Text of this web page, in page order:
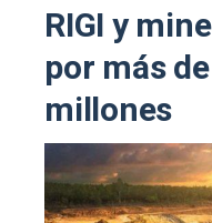
RIGI y
por más
millones